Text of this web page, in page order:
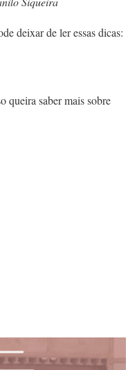
deixar de ler essas dicas:
queira saber mais sobre